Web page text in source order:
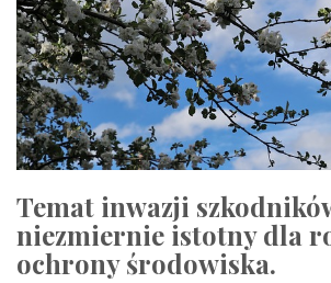
Temat inwazji
niezmiernie istotny dla
ochrony środowiska.